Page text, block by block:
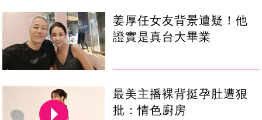
姜厚任女友背景遭疑！他
證實是真台大畢業
最美主播裸背挺孕肚遭狠
批：情色廚房